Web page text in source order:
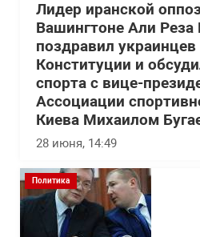
Лидер иранской
Вашингтоне Али Реза
поздравил
Конституции и
спорта с вице-
Ассоциации
Киева Михаилом
28 июня, 14:49
Политика